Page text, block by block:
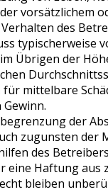
vorsätzlichem
des
typischerweise
Übrigen der
für mittelbare
der
zugunsten der
des
eine Haftung aus
bleiben